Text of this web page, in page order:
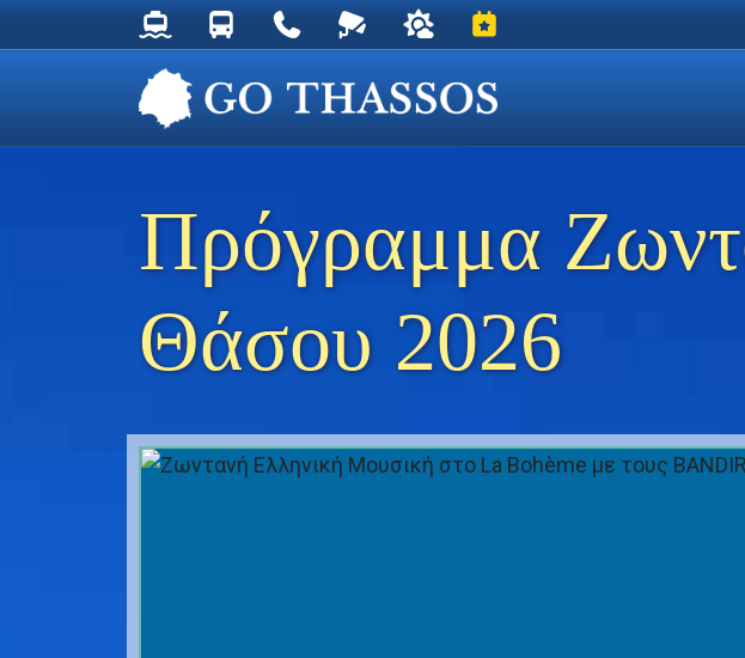
Δρομολόγια Φέρυ για Θάσο
Δρομολόγια Λεωφορείων Θάσου
Χρήσιμα Τηλέφωνα
Ζωντανή Κάμερα στη Χρυσή Ακτή
Ο καιρός στη Θάσο
Εκδηλώσεις στη Θάσο
Πρόγραμμα
Θάσου 2026